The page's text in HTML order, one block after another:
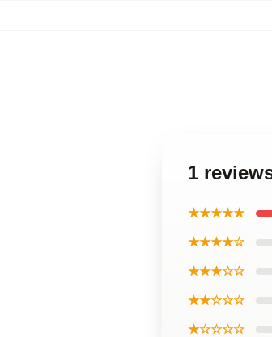
1
★★★★★
★★★★☆
★★★☆☆
★★☆☆☆
★☆☆☆☆